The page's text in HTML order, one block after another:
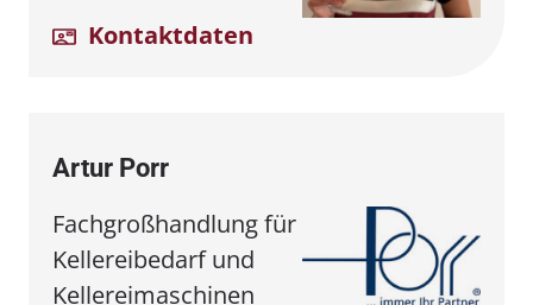
Kontaktdaten
Artur Porr
Fachgroßhandlung für
Kellereibedarf und
Kellereimaschinen